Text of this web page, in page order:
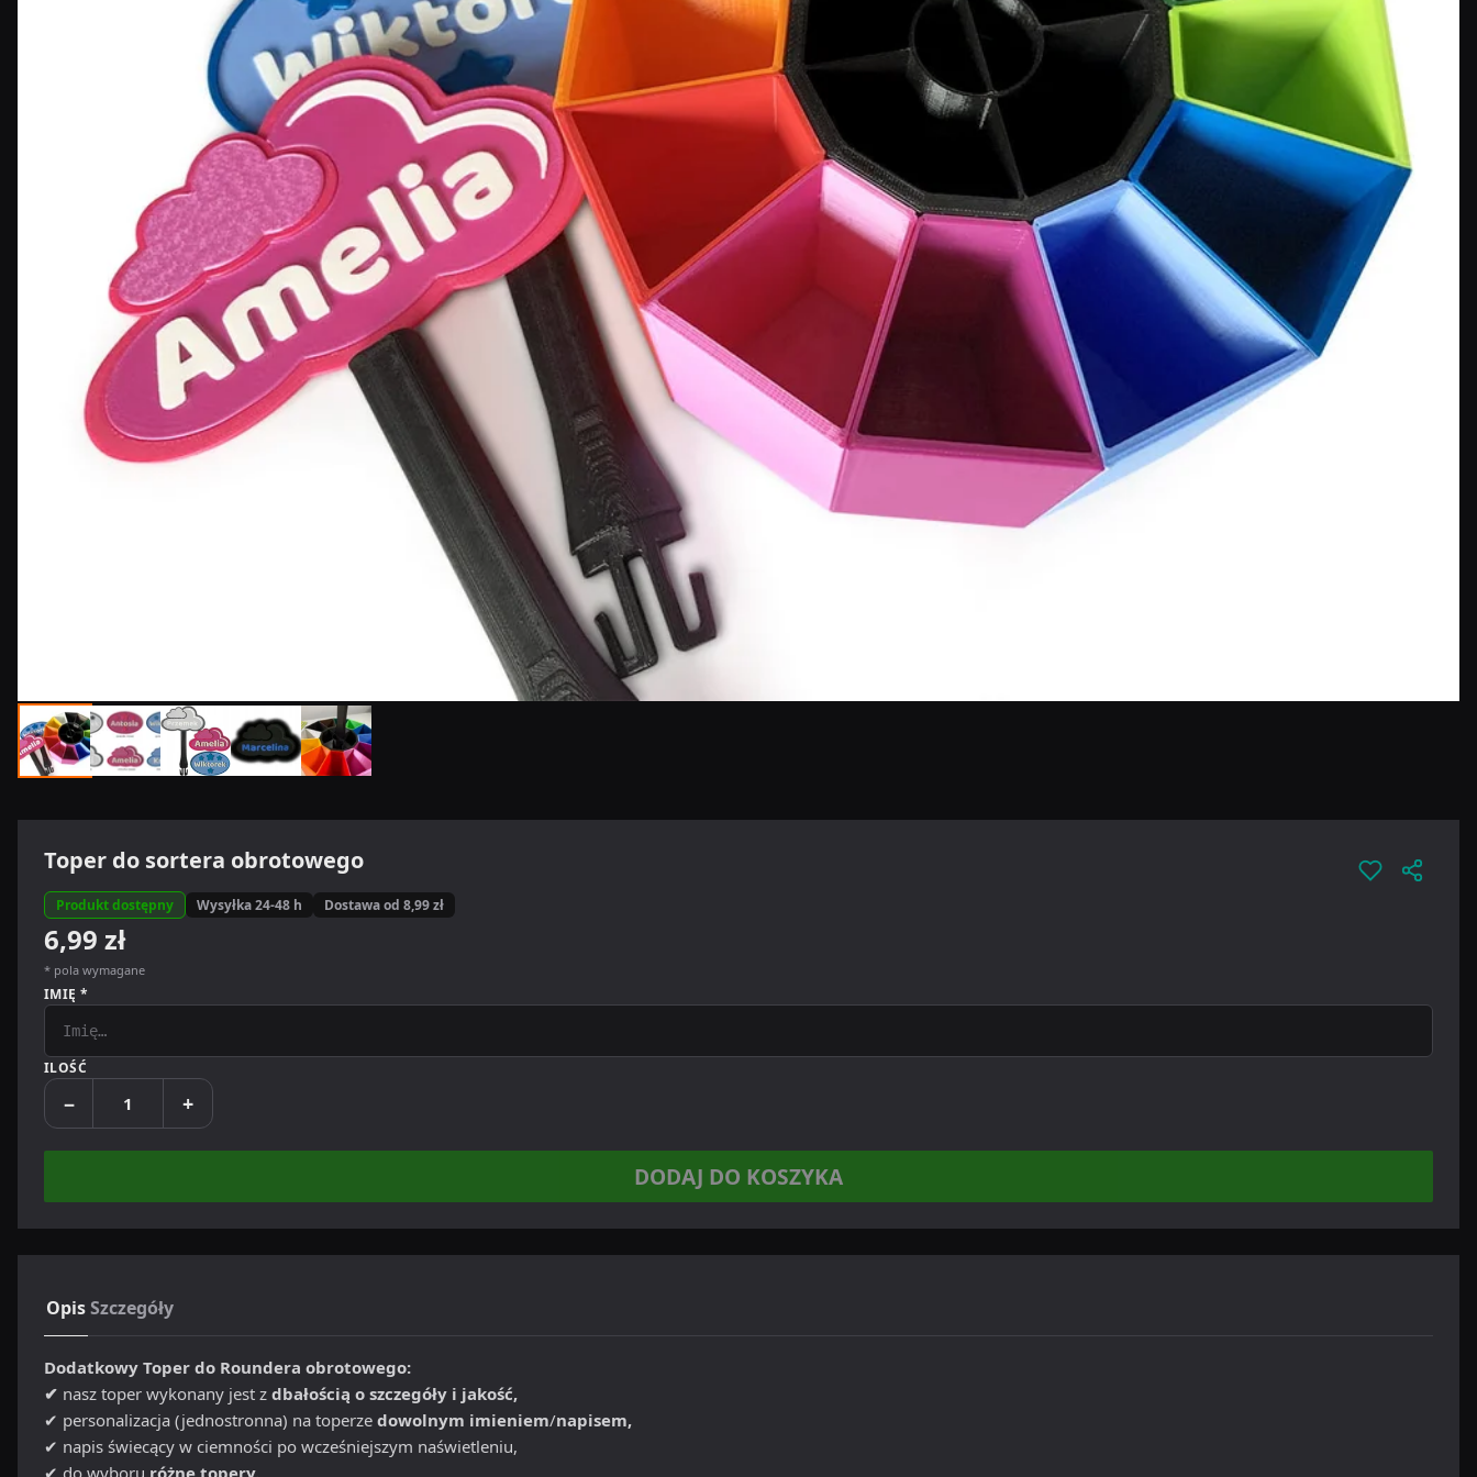
Toper do sortera obrotowego
Produkt dostępny Wysyłka 24-48 h Dostawa od 8,99 zł
6,99 zł
* pola wymagane
IMIĘ *
ILOŚĆ
− +
DODAJ DO KOSZYKA
OpisSzczegóły
Dodatkowy Toper do Roundera obrotowego:
✔ nasz toper wykonany jest z dbałością o szczegóły i jakość,
✔ personalizacja (jednostronna) na toperze dowolnym imieniem/napisem,
✔ napis świecący w ciemności po wcześniejszym naświetleniu,
✔ do wyboru różne topery.